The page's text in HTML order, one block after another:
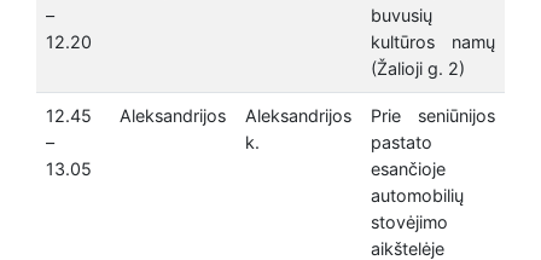
–
12.20
buvusių
kultūros namų
(Žalioji g. 2)
12.45
–
13.05
Aleksandrijos
Aleksandrijos
k.
Prie seniūnijos
pastato
esančioje
automobilių
stovėjimo
aikštelėje